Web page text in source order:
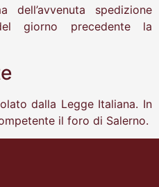
dell’avvenuta spedizione
giorno precedente la
dalla Legge Italiana. In
il foro di Salerno.